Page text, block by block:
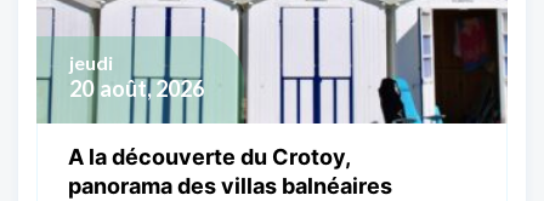
20 août, 2026
jeudi
A la découverte du Crotoy,
panorama des villas balnéaires